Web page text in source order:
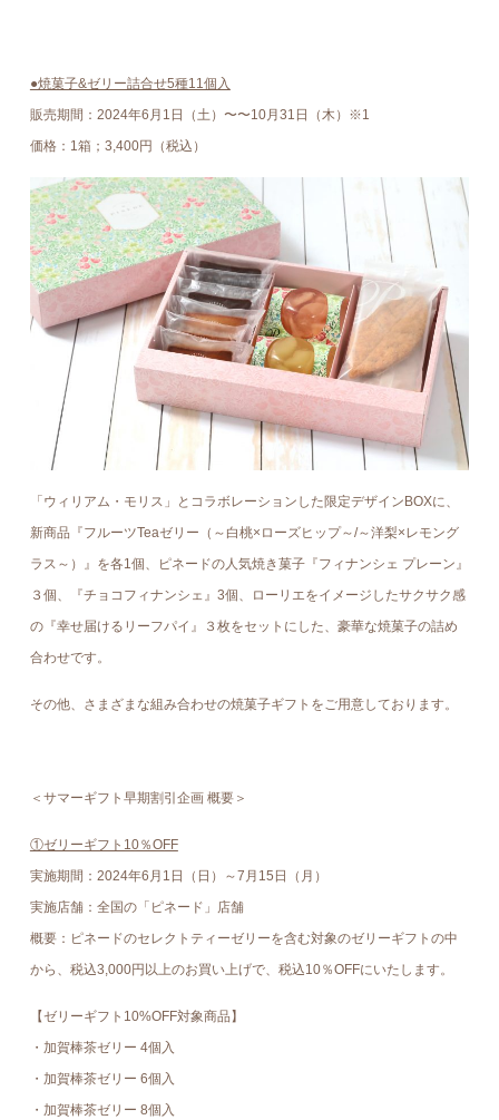
●焼菓子&ゼリー詰合せ5種11個入
販売期間：2024年6⽉1⽇（土）〜〜10月31日（木）※1
価格：1箱；3,400円（税込）
「ウィリアム・モリス」とコラボレーションした限定デザインBOXに、
新商品『フルーツTeaゼリー（～白桃×ローズヒップ～/～洋梨×レモング
ラス～）』を各1個、ピネードの人気焼き菓子『フィナンシェ プレーン』
３個、『チョコフィナンシェ』3個、ローリエをイメージしたサクサク感
の『幸せ届けるリーフパイ』３枚をセットにした、豪華な焼菓子の詰め
合わせです。
その他、さまざまな組み合わせの焼菓子ギフトをご用意しております。
＜サマーギフト早期割引企画 概要＞
①ゼリーギフト10％OFF
実施期間：2024年6月1日（日）～7月15日（月）
実施店舗：全国の「ピネード」店舗
概要：ピネードのセレクトティーゼリーを含む対象のゼリーギフトの中
から、税込3,000円以上のお買い上げで、税込10％OFFにいたします。
【ゼリーギフト10%OFF対象商品】
・加賀棒茶ゼリー 4個入
・加賀棒茶ゼリー 6個入
・加賀棒茶ゼリー 8個入